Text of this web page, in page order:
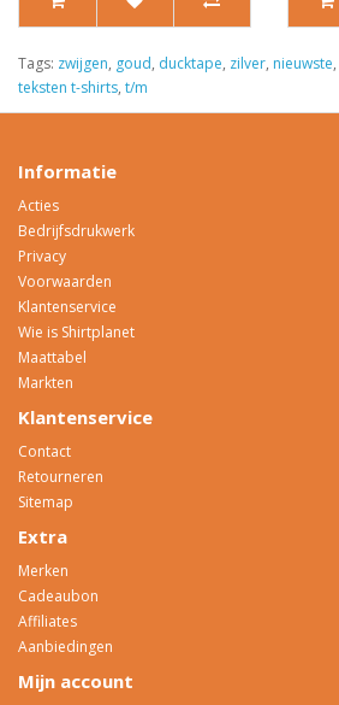
Tags: zwijgen, goud, ducktape, zilver, nieuwste,
teksten t-shirts, t/m
Informatie
Acties
Bedrijfsdrukwerk
Privacy
Voorwaarden
Klantenservice
Wie is Shirtplanet
Maattabel
Markten
Klantenservice
Contact
Retourneren
Sitemap
Extra
Merken
Cadeaubon
Affiliates
Aanbiedingen
Mijn account